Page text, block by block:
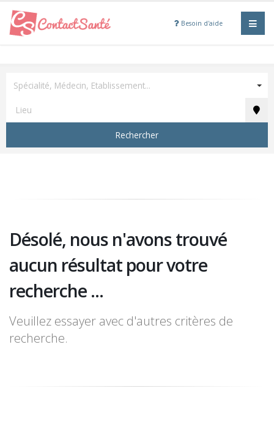
Besoin d'aide
Spécialité, Médecin, Etablissement...
Rechercher
Désolé, nous n'avons trouvé
aucun résultat pour votre
recherche ...
Veuillez essayer avec d'autres critères de
recherche.